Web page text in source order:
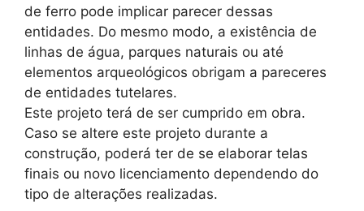
de ferro pode implicar parecer dessas
entidades. Do mesmo modo, a existência de
linhas de água, parques naturais ou até
elementos arqueológicos obrigam a pareceres
de entidades tutelares.
Este projeto terá de ser cumprido em obra.
Caso se altere este projeto durante a
construção, poderá ter de se elaborar telas
finais ou novo licenciamento dependendo do
tipo de alterações realizadas.